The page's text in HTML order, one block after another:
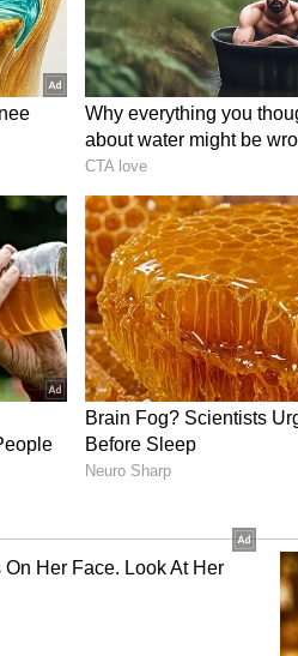
దూరారు. దీంతో ఘర్షణ
తెగ వైరల్ అయింది.